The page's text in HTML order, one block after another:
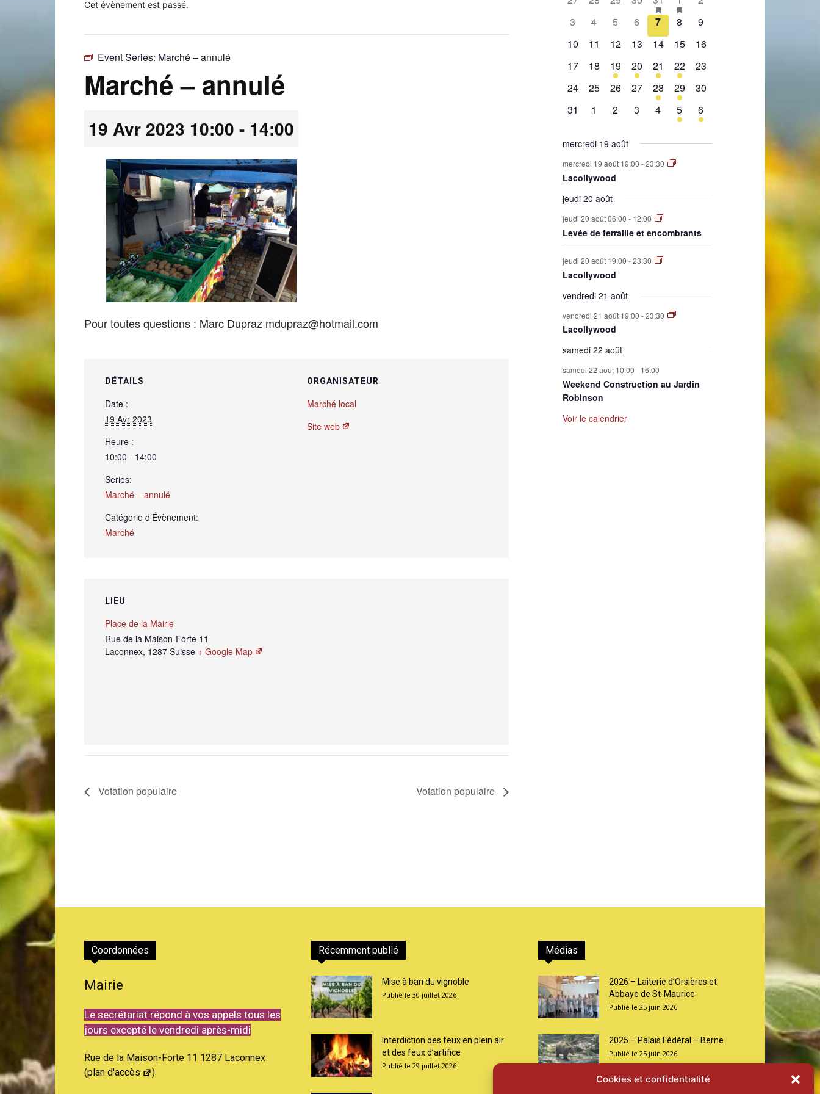
Cookies et confidentialité
Laconnex
Cet évènement est passé.
Event Series: Marché – annulé
Marché – annulé
19 Avr 2023 10:00 - 14:00
Pour toutes questions : Marc Dupraz mdupraz@hotmail.com
DÉTAILS
Date :
19 Avr 2023
Heure :
10:00 - 14:00
Series:
Marché – annulé
Catégorie d’Évènement:
Marché
ORGANISATEUR
Marché local
Site web
LIEU
Place de la Mairie
Rue de la Maison-Forte 11
Laconnex, 1287 Suisse + Google Map
Votation populaire Votation populaire
de
Évènements
évènement,évènement,
évènement,évènements,
0
3
0
4
0
évènement,
5
0
évènement,
6
0
évènement,
7
0
8
0
9
0
10
0
11
0
12
0
13
0
14
0
15
0
16
0
évènement,
17
0
évènement,
18
1
évènement,
19
2
évènements,
20
1
évènement,
21
2
évènements,
22
0
23
0
24
0
25
0
évènement,
26
0
évènement,
27
1
évènement,
28
1
évènement,
29
0
30
0
31
0
1
0
2
0
évènement,
3
0
évènement,
4
1
évènement,
5
1
évènement,
6
mercredi 19 août
mercredi 19 août 19:00 -23:30
Lacollywood
jeudi 20 août
jeudi 20 août 06:00 - 12:00
Levée de ferraille et encombrants
jeudi 20 août 19:00 -23:30
Lacollywood
vendredi 21 août
vendredi 21 août 19:00 -23:30
Lacollywood
samedi 22 août
samedi 22 août 10:00 - 16:00
Weekend Construction au Jardin
Robinson
Voir le calendrier
Coordonnées
Mairie
Le secrétariat répond à vos appels tous les
jours excepté le vendredi après-midi
Rue de la Maison-Forte 11 1287 Laconnex
(plan d'accès )
Récemment publié
Mise à ban du vignoble
30 juillet 2026
Interdiction des feux en plein air
et des feux d’artifice
29 juillet 2026
Médias
2026 – Laiterie d’Orsières et
Abbaye de St-Maurice
25 juin 2026
2025 – Palais Fédéral – Berne
25 juin 2026